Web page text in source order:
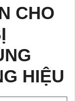
CHO
HIỆU